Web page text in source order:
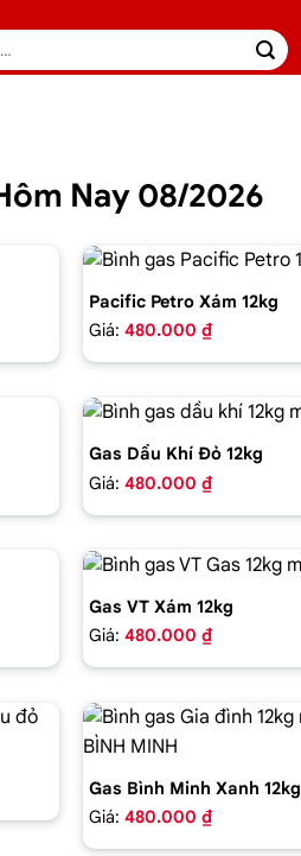
Nay 08/2026
Pacific Petro Xám 12kg
Giá: 480.000 ₫
Gas Dầu Khí Đỏ 12kg
Giá: 480.000 ₫
Gas VT Xám 12kg
Giá: 480.000 ₫
Gas Bình Minh Xanh 12kg
Giá: 480.000 ₫